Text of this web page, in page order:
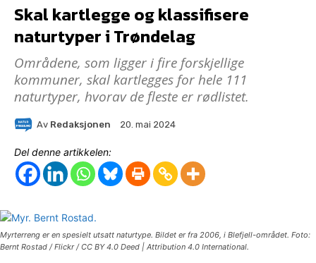
Skal kartlegge og klassifisere
naturtyper i Trøndelag
Områdene, som ligger i fire forskjellige
kommuner, skal kartlegges for hele 111
naturtyper, hvorav de fleste er rødlistet.
Av Redaksjonen 20. mai 2024
Del denne artikkelen:
Myrterreng er en spesielt utsatt naturtype. Bildet er fra 2006, i Blefjell-området. Foto:
Bernt Rostad / Flickr / CC BY 4.0 Deed | Attribution 4.0 International.